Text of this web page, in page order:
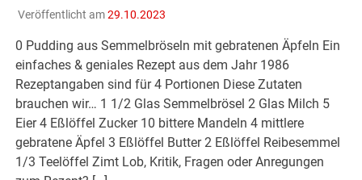
Veröffentlicht am29.10.2023
0 Pudding aus Semmelbröseln mit gebratenen Äpfeln Ein
einfaches & geniales Rezept aus dem Jahr 1986
Rezeptangaben sind für 4 Portionen Diese Zutaten
brauchen wir… 1 1/2 Glas Semmelbrösel 2 Glas Milch 5
Eier 4 Eßlöffel Zucker 10 bittere Mandeln 4 mittlere
gebratene Äpfel 3 Eßlöffel Butter 2 Eßlöffel Reibesemmel
1/3 Teelöffel Zimt Lob, Kritik, Fragen oder Anregungen